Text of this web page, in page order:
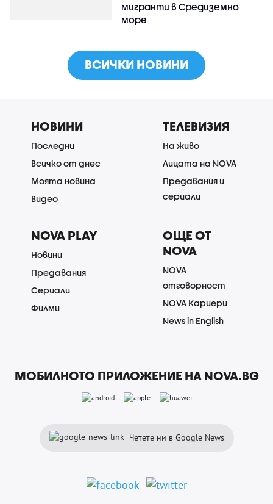
мигранти в Средиземно
море
ВСИЧКИ НОВИНИ
НОВИНИ
Последни
Всичко от днес
Моята новина
Видео
ТЕЛЕВИЗИЯ
На живо
Лицата на NOVA
Предавания и
сериали
NOVA PLAY
Новини
Предавания
Сериали
Филми
ОЩЕ ОТ
NOVA
NOVA
отговорност
NOVA Кариери
News in English
МОБИЛНОТО ПРИЛОЖЕНИЕ НА NOVA.BG
Четете ни в Google News